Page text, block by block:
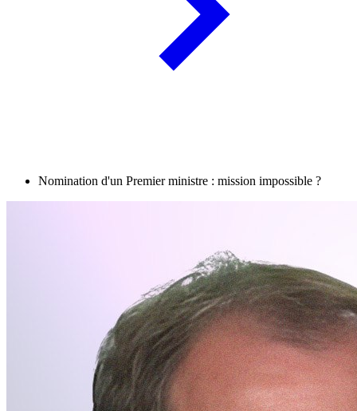
Nomination d'un Premier ministre : mission impossible ?